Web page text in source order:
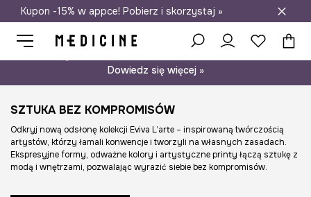
Darmowa dostawa do salonów
Kupon -15% w appce! Pobierz i skorzystaj »
Dowiedz się więcej »
SZTUKA BEZ KOMPROMISÓW
Odkryj nową odsłonę kolekcji Eviva L’arte – inspirowaną twórczością
artystów, którzy łamali konwencje i tworzyli na własnych zasadach.
Ekspresyjne formy, odważne kolory i artystyczne printy łączą sztukę z
modą i wnętrzami, pozwalając wyrazić siebie bez kompromisów.